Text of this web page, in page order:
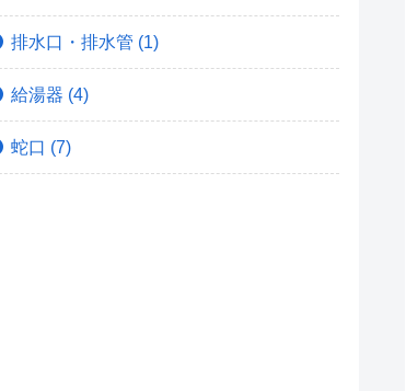
排水口・排水管 (1)
給湯器 (4)
蛇口 (7)